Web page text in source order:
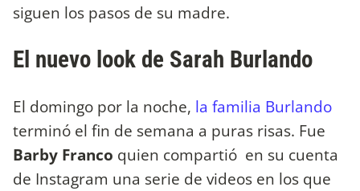
siguen los pasos de su madre.
El nuevo look de Sarah Burlando
El domingo por la noche, la familia Burlando
terminó el fin de semana a puras risas. Fue
Barby Franco quien compartió en su cuenta
de Instagram una serie de videos en los que